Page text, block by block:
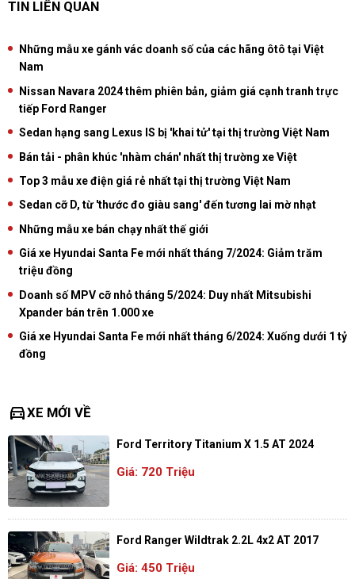
TIN LIÊN QUAN
Những mẫu xe gánh vác doanh số của các hãng ôtô tại Việt
Nam
Nissan Navara 2024 thêm phiên bản, giảm giá cạnh tranh trực
tiếp Ford Ranger
Sedan hạng sang Lexus IS bị 'khai tử' tại thị trường Việt Nam
Bán tải - phân khúc 'nhàm chán' nhất thị trường xe Việt
Top 3 mẫu xe điện giá rẻ nhất tại thị trường Việt Nam
Sedan cỡ D, từ 'thước đo giàu sang' đến tương lai mờ nhạt
Những mẫu xe bán chạy nhất thế giới
Giá xe Hyundai Santa Fe mới nhất tháng 7/2024: Giảm trăm
triệu đồng
Doanh số MPV cỡ nhỏ tháng 5/2024: Duy nhất Mitsubishi
Xpander bán trên 1.000 xe
Giá xe Hyundai Santa Fe mới nhất tháng 6/2024: Xuống dưới 1 tỷ
đồng
directions_carXE MỚI VỀ
Ford Territory Titanium X 1.5 AT 2024
Giá: 720 Triệu
Ford Ranger Wildtrak 2.2L 4x2 AT 2017
Giá: 450 Triệu